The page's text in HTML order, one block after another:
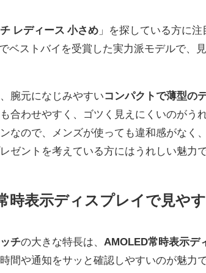
レディース 小さめ 」を探している方に注
ベストバイを受賞した実力派モデルで、
腕元になじみやすいコンパクトで薄型の
合わせやすく、ゴツく見えにくいのがう
なので、メンズが使っても違和感がなく
ゼントを考えている方にはうれしい魅力で
時表示ディスプレイで見や
チの大きな特長は、 AMOLED常時表示デ
間や通知をサッと確認しやすいのが魅力